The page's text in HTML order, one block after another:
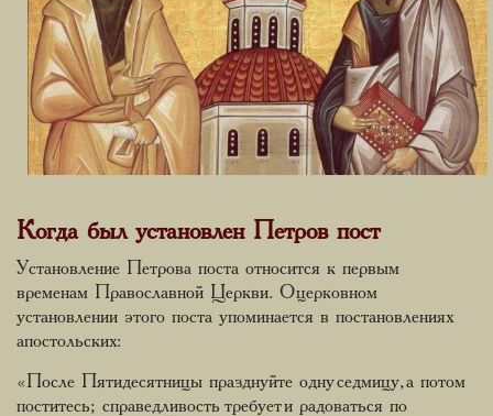
Когда был установлен Петров пост
Установление Петрова поста относится к первым
временам Православной Церкви. О церковном
установлении этого поста упоминается в постановлениях
апостольских:
«После Пятидесятницы празднуйте одну седмицу, а потом
поститесь; справедливость требует и радоваться по